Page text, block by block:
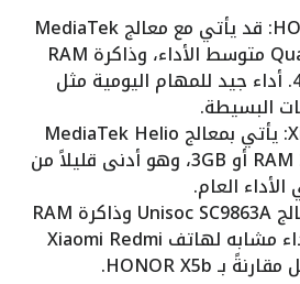
هاتف HONOR X5b: قد يأتي مع معالج MediaTek
أو معالج Qualcomm متوسط الأداء، وذاكرة RAM
من 3GB إلى 4GB. أداء جيد للمهام اليومية مثل
البسيطة.
Xiaomi Redmi A1: يأتي بمعالج MediaTek Helio
A22 وذاكرة RAM 2GB أو 3GB، وهو أدنى قليلاً من
Realme C11: معالج Unisoc SC9863A وذاكرة RAM
2GB أو 3GB. الأداء مشابه لهاتف Xiaomi Redmi